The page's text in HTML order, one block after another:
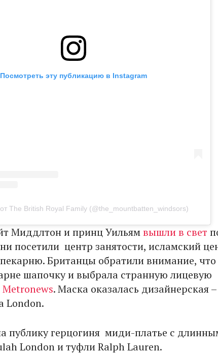
Посмотреть эту публикацию в Instagram
The British Royal Family (@the_mountbatten_windsors)
Миддлтон и принц Уильямвышли в свет
посетили центр занятости, исламский
Британцы обратили внимание, что
шапочку и выбрала странную лицевую
. Маска оказалась дизайнерская
London.
публику герцогиня миди-платье с
London и туфли Ralph Lauren.